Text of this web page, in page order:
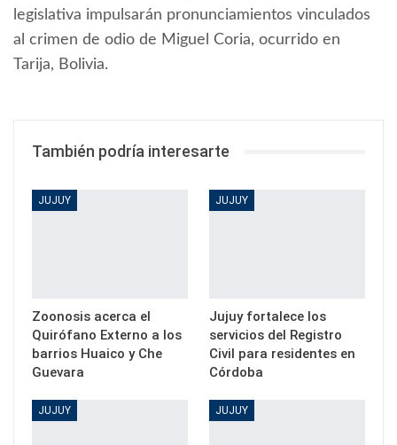
legislativa impulsarán pronunciamientos vinculados
al crimen de odio de Miguel Coria, ocurrido en
Tarija, Bolivia.
También podría interesarte
JUJUY
Zoonosis acerca el
Quirófano Externo a los
barrios Huaico y Che
Guevara
JUJUY
Jujuy fortalece los
servicios del Registro
Civil para residentes en
Córdoba
JUJUY JUJUY